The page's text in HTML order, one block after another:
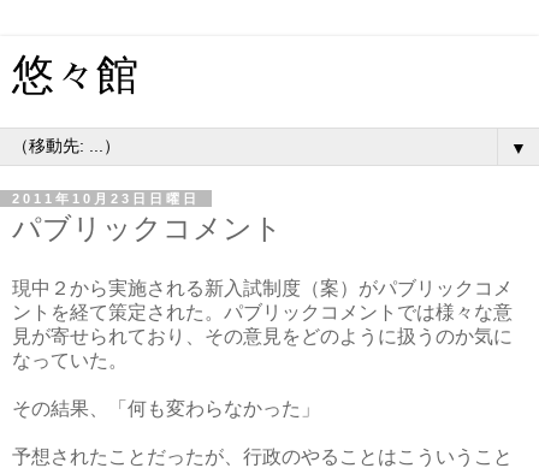
悠々館
▼
2011年10月23日日曜日
パブリックコメント
現中２から実施される新入試制度（案）がパブリックコメ
ントを経て策定された。パブリックコメントでは様々な意
見が寄せられており、その意見をどのように扱うのか気に
なっていた。
その結果、「何も変わらなかった」
予想されたことだったが、行政のやることはこういうこと